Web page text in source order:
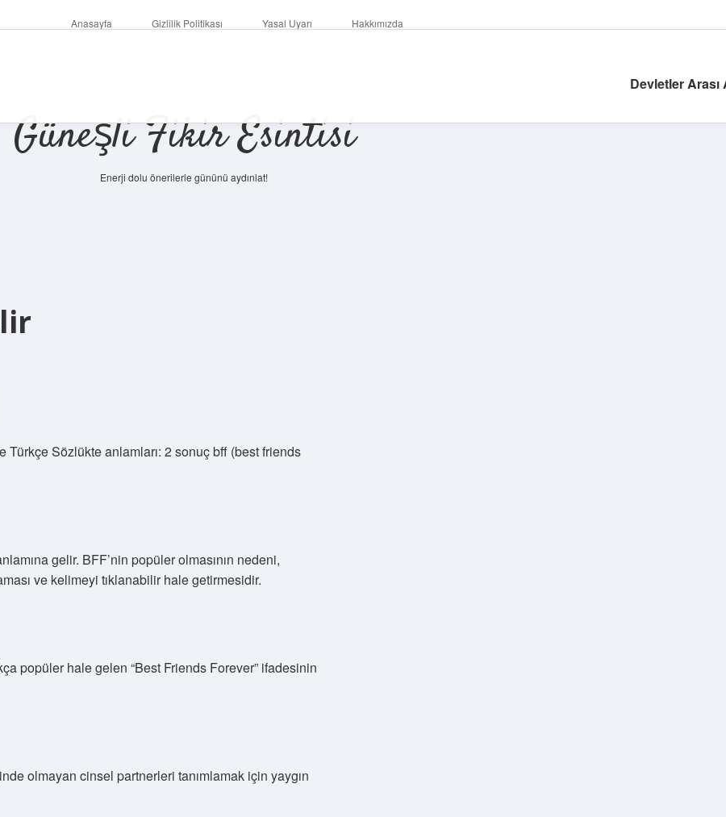
Anasayfa Gizlilik Politikası Yasal Uyarı Hakkımızda
Güneşli Fikir Esintisi
Enerji dolu önerilerle gününü aydınlat!
Türkçe Sözlükte anlamları: 2 sonuç bff (best friends
gelir. BFF’nin popüler olmasının nedeni,
ve kelimeyi tıklanabilir hale getirmesidir.
popüler hale gelen “Best Friends Forever” ifadesinin
olmayan cinsel partnerleri tanımlamak için yaygın
Devletler